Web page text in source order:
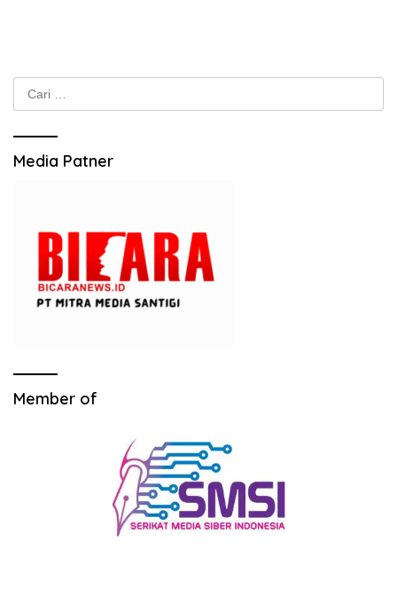
Cari
untuk:
Media Patner
Member of